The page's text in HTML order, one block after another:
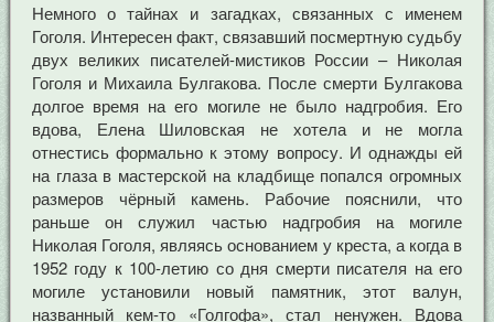
Немного о тайнах и загадках, связанных с именем
Гоголя. Интересен факт, связавший посмертную судьбу
двух великих писателей-мистиков России – Николая
Гоголя и Михаила Булгакова. После смерти Булгакова
долгое время на его могиле не было надгробия. Его
вдова, Елена Шиловская не хотела и не могла
отнестись формально к этому вопросу. И однажды ей
на глаза в мастерской на кладбище попался огромных
размеров чёрный камень. Рабочие пояснили, что
раньше он служил частью надгробия на могиле
Николая Гоголя, являясь основанием у креста, а когда в
1952 году к 100-летию со дня смерти писателя на его
могиле установили новый памятник, этот валун,
названный кем-то «Голгофа», стал ненужен. Вдова